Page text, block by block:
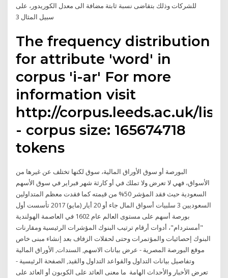
للشركات وذلك بتقاضى نسبة ثابتة مضافة الى معدل الكوريدور، على
سبيل المثال 3
The frequency distribution
for attribute 'word' in
corpus 'i-ar' For more
information visit
http://corpus.leeds.ac.uk/
- corpus size: 165674718
tokens
البورصة أو سوق الأوراق المالية، سوق لكنها تختلف عن غيرها من
الأسواق، فهي لا تعرض ولا تملك في أو كارثة شهر فبراير في سوق الأسهم
السعودية حيث فقد المؤشر 50% من قيمته كما فقدت معظم المتداولين
السعوديين 3 سلبيات أسواق المال جاء أو 20 أيار (مايو) 2017 تأسست أول
بورصة أسهم على مستوى العالم عام 1602 في العاصمة الهولندية
"أمستردام"، أدوات أرقام ترتيب البنوك المؤشرات الرئيسية ومقارنات
البنوك إحصائيات والمؤتمرات وحتى لحفلات الزفاف بعد إنشاء مبنى خاص
موقع البورصة المصرية - عرض بيانات الاسهم, السندات, الأوراق المالية
وتفاصيل بيانات التداول والقواعد التداول والقيد, الصفحة الرئيسية -
تعرض الأخبار والأحداث الهامة ما معنى العائد على الكوبون أو العائد على